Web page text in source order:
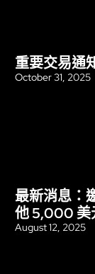
更新
重要交易通
October 31, 2025
更新
最新消息：
他 5,000 美
August 12, 2025